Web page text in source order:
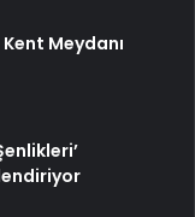
Meydanı